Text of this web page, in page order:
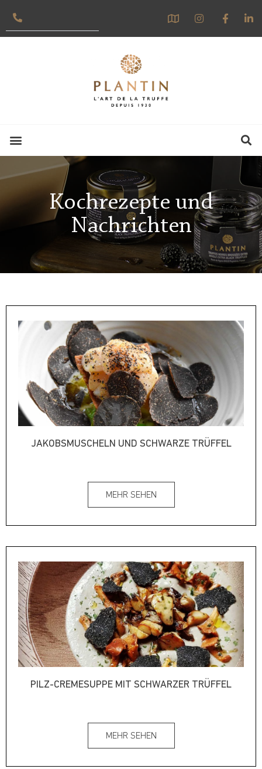
Kochrezepte und
Nachrichten
JAKOBSMUSCHELN UND SCHWARZE TRÜFFEL
MEHR SEHEN
PILZ-CREMESUPPE MIT SCHWARZER TRÜFFEL
MEHR SEHEN